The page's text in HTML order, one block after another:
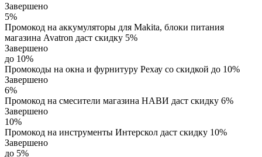
Завершено
5%
Промокод на аккумуляторы для Makita, блоки питания
магазина Avatron даст скидку 5%
Завершено
до 10%
Промокоды на окна и фурнитуру Рехау со скидкой до 10%
Завершено
6%
Промокод на смесители магазина НАВИ даст скидку 6%
Завершено
10%
Промокод на инструменты Интерскол даст скидку 10%
Завершено
до 5%